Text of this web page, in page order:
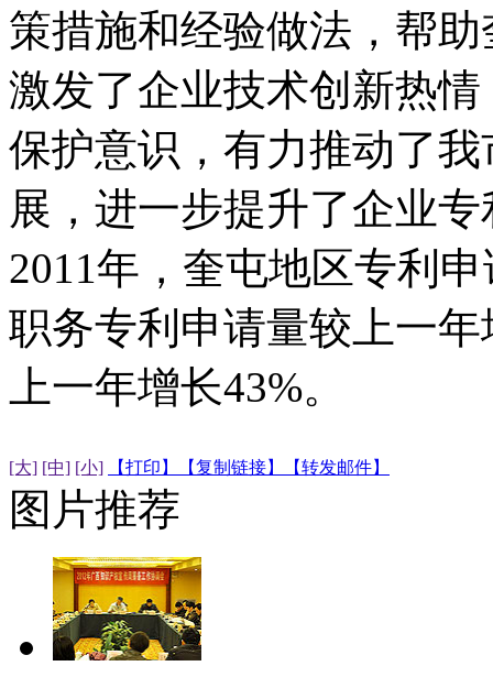
策措施和经验做法，帮
激发了企业技术创新热
保护意识，有力推动了
展，进一步提升了企业
2011年，奎屯地区专利
职务专利申请量较上一
上一年增长43%。
[大] [中] [小] 【打印】 【复制链接】 【转发邮件】
图片推荐